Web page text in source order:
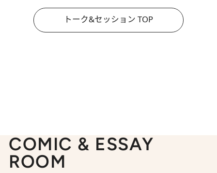
トーク&セッション TOP
COMIC & ESSAY
ROOM